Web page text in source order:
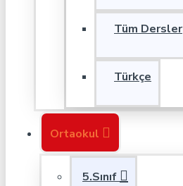
Tüm Dersler
Türkçe
Ortaokul
5.Sınıf